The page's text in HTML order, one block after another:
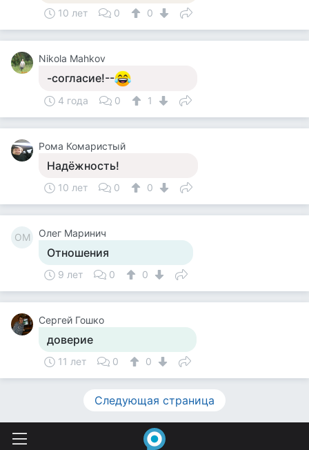
10 лет 0 0
Nikola Mahkov
-согласие!--
4 года 0 1
Рома Комаристый
Надёжность!
10 лет 0 0
ОМ Олег Маринич
Отношения
9 лет 0 0
Сергей Гошко
доверие
11 лет 0 0
Следующая страница